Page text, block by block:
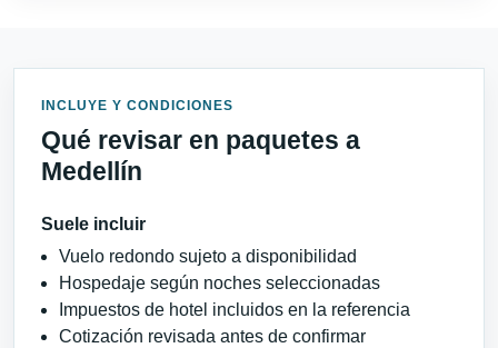
INCLUYE Y CONDICIONES
Qué revisar en paquetes a
Medellín
Suele incluir
Vuelo redondo sujeto a disponibilidad
Hospedaje según noches seleccionadas
Impuestos de hotel incluidos en la referencia
Cotización revisada antes de confirmar